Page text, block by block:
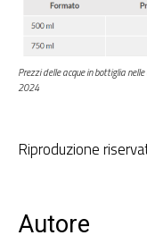
Prezzi delle acque in bottiglia
2024
Riproduzione
Autore